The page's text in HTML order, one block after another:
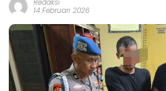
Redaksi
14 Februari 2026